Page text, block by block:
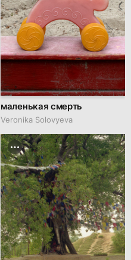
маленькая смерть
Veronika Solovyeva